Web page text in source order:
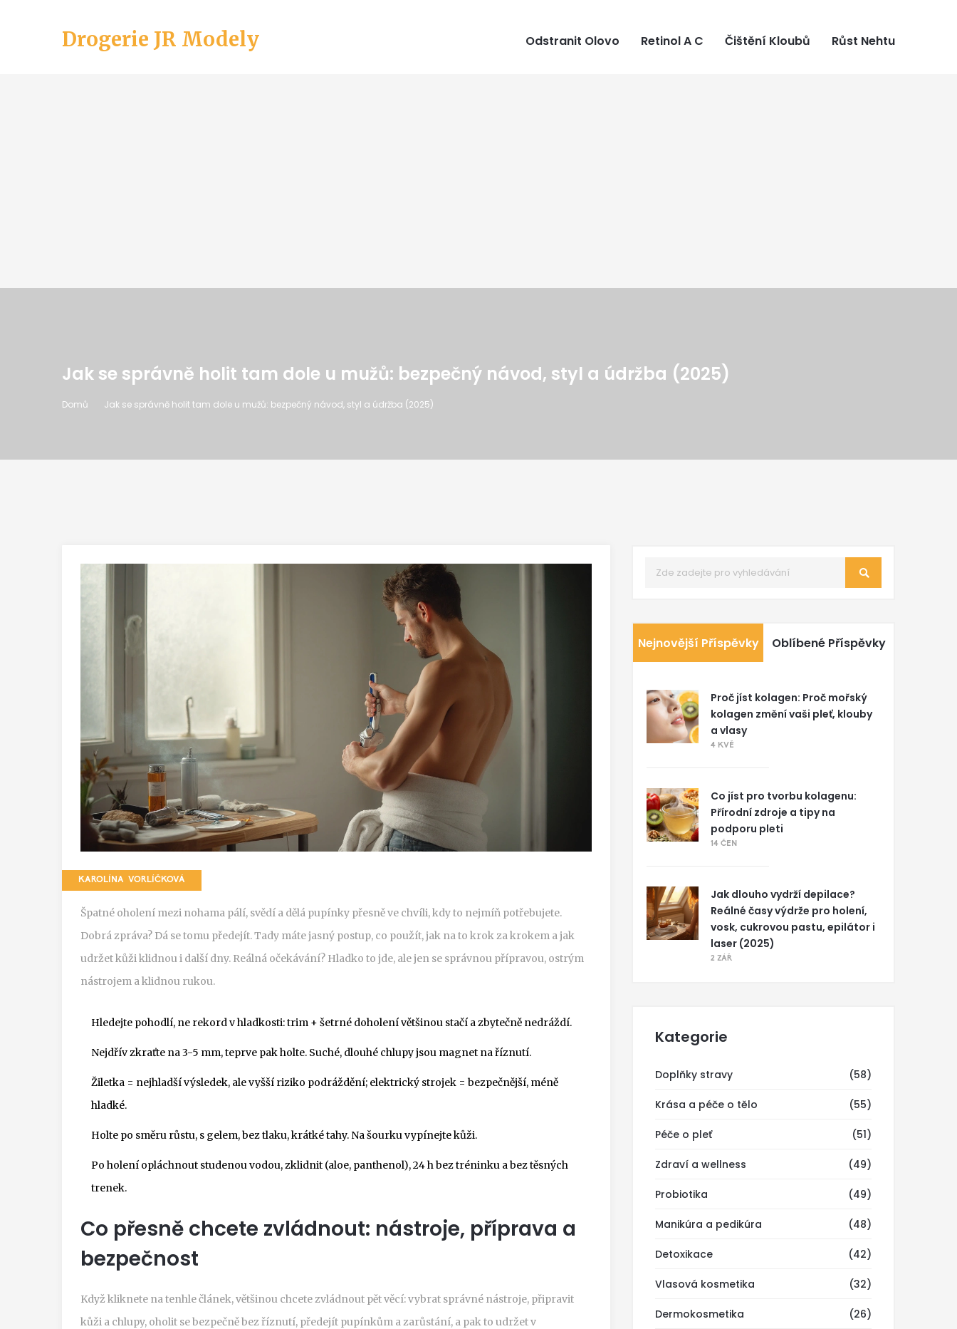
Drogerie JR Modely Odstranit Olovo Retinol A C Čištění Kloubů Růst Nehtu
Jak se správně holit tam dole u mužů: bezpečný návod, styl a údržba (2025)
Domů Jak se správně holit tam dole u mužů: bezpečný návod, styl a údržba (2025)
KAROLÍNA VORLÍČKOVÁ
Špatné oholení mezi nohama pálí, svědí a dělá pupínky přesně ve chvíli, kdy to nejmíň potřebujete.
Dobrá zpráva? Dá se tomu předejít. Tady máte jasný postup, co použít, jak na to krok za krokem a jak
udržet kůži klidnou i další dny. Reálná očekávání? Hladko to jde, ale jen se správnou přípravou, ostrým
nástrojem a klidnou rukou.
Hledejte pohodlí, ne rekord v hladkosti: trim + šetrné doholení většinou stačí a zbytečně nedráždí.
Nejdřív zkraťte na 3-5 mm, teprve pak holte. Suché, dlouhé chlupy jsou magnet na říznutí.
Žiletka = nejhladší výsledek, ale vyšší riziko podráždění; elektrický strojek = bezpečnější, méně
hladké.
Holte po směru růstu, s gelem, bez tlaku, krátké tahy. Na šourku vypínejte kůži.
Po holení opláchnout studenou vodou, zklidnit (aloe, panthenol), 24 h bez tréninku a bez těsných
trenek.
Co přesně chcete zvládnout: nástroje, příprava a
bezpečnost
Když kliknete na tenhle článek, většinou chcete zvládnout pět věcí: vybrat správné nástroje, připravit
kůži a chlupy, oholit se bezpečně bez říznutí, předejít pupínkům a zarůstání, a pak to udržet v
Nejnovější Příspěvky Oblíbené Příspěvky
Proč jíst kolagen: Proč mořský
kolagen změní vaši pleť, klouby
a vlasy
4 KVĚ
Co jíst pro tvorbu kolagenu:
Přírodní zdroje a tipy na
podporu pleti
14 ČEN
Jak dlouho vydrží depilace?
Reálné časy výdrže pro holení,
vosk, cukrovou pastu, epilátor i
laser (2025)
2 ZÁŘ
Kategorie
Doplňky stravy (58)
Krása a péče o tělo (55)
Péče o pleť (51)
Zdraví a wellness (49)
Probiotika (49)
Manikúra a pedikúra (48)
Detoxikace (42)
Vlasová kosmetika (32)
Dermokosmetika (26)